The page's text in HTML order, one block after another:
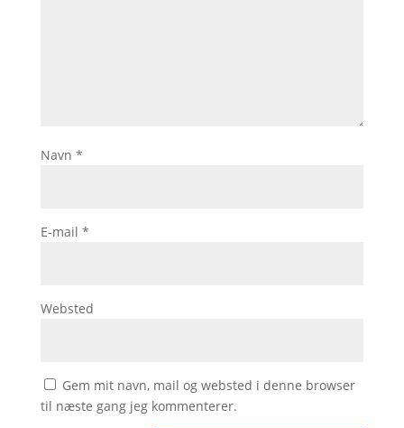
Navn *
E-mail *
Websted
Gem mit navn, mail og websted i denne browser
til næste gang jeg kommenterer.